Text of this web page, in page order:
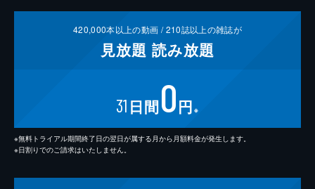
420,000本以上の動画 /210誌以上の雑誌が
見放題 読み放題
31 日間0円 ※
※無料トライアル期間終了日の翌日が属する月から月額料金が発生します。
※日割りでのご請求はいたしません。